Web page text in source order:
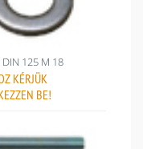
DIN 125 M 18
KÉRJÜK
BE!